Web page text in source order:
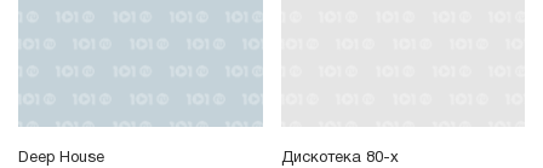
Deep House Дискотека 80-х